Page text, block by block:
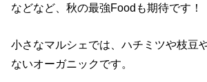
などなど、秋の最強Foodも期待です！
小さなマルシェでは、ハチミツや枝豆
ないオーガニックです。